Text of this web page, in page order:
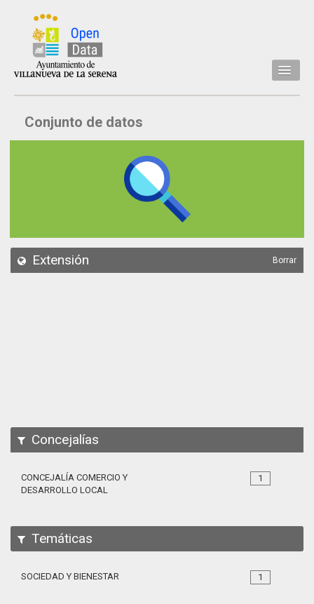
Inicio
Datos
API
Conjunto de datos
Extensión Borrar
Concejalías
1
CONCEJALÍA COMERCIO Y
DESARROLLO LOCAL
Temáticas
1
SOCIEDAD Y BIENESTAR